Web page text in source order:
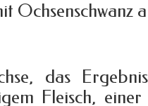
Ochsenschwanz
das
Fleisch,